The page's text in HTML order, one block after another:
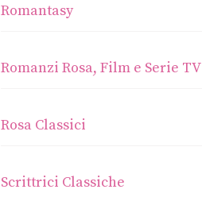
Romantasy
Romanzi Rosa, Film e Serie TV
Rosa Classici
Scrittrici Classiche